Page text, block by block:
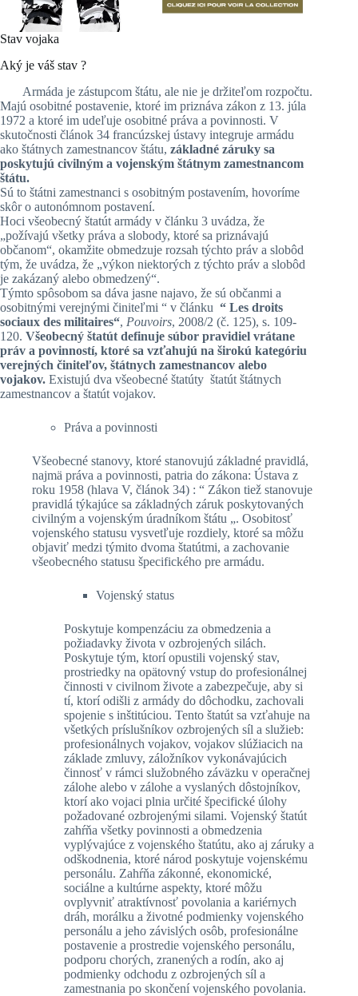
Stav vojaka
Aký je váš stav ?
Armáda je zástupcom štátu, ale nie je držiteľom rozpočtu.
Majú osobitné postavenie, ktoré im priznáva zákon z 13. júla
1972 a ktoré im udeľuje osobitné práva a povinnosti. V
skutočnosti článok 34 francúzskej ústavy integruje armádu
ako štátnych zamestnancov štátu, základné záruky sa
poskytujú civilným a vojenským štátnym zamestnancom
štátu.
Sú to štátni zamestnanci s osobitným postavením, hovoríme
skôr o autonómnom postavení.
Hoci všeobecný štatút armády v článku 3 uvádza, že
„požívajú všetky práva a slobody, ktoré sa priznávajú
občanom“, okamžite obmedzuje rozsah týchto práv a slobôd
tým, že uvádza, že „výkon niektorých z týchto práv a slobôd
je zakázaný alebo obmedzený“.
Týmto spôsobom sa dáva jasne najavo, že sú občanmi a
osobitnými verejnými činiteľmi “ v článku “ Les droits
sociaux des militaires“, Pouvoirs, 2008/2 (č. 125), s. 109-
120. Všeobecný štatút definuje súbor pravidiel vrátane
práv a povinností, ktoré sa vzťahujú na širokú kategóriu
verejných činiteľov, štátnych zamestnancov alebo
vojakov. Existujú dva všeobecné štatúty štatút štátnych
zamestnancov a štatút vojakov.
Práva a povinnosti
Všeobecné stanovy, ktoré stanovujú základné pravidlá,
najmä práva a povinnosti, patria do zákona: Ústava z
roku 1958 (hlava V, článok 34) : “ Zákon tiež stanovuje
pravidlá týkajúce sa základných záruk poskytovaných
civilným a vojenským úradníkom štátu „. Osobitosť
vojenského statusu vysvetľuje rozdiely, ktoré sa môžu
objaviť medzi týmito dvoma štatútmi, a zachovanie
všeobecného statusu špecifického pre armádu.
Vojenský status
Poskytuje kompenzáciu za obmedzenia a
požiadavky života v ozbrojených silách.
Poskytuje tým, ktorí opustili vojenský stav,
prostriedky na opätovný vstup do profesionálnej
činnosti v civilnom živote a zabezpečuje, aby si
tí, ktorí odišli z armády do dôchodku, zachovali
spojenie s inštitúciou. Tento štatút sa vzťahuje na
všetkých príslušníkov ozbrojených síl a služieb:
profesionálnych vojakov, vojakov slúžiacich na
základe zmluvy, záložníkov vykonávajúcich
činnosť v rámci služobného záväzku v operačnej
zálohe alebo v zálohe a vyslaných dôstojníkov,
ktorí ako vojaci plnia určité špecifické úlohy
požadované ozbrojenými silami. Vojenský štatút
zahŕňa všetky povinnosti a obmedzenia
vyplývajúce z vojenského štatútu, ako aj záruky a
odškodnenia, ktoré národ poskytuje vojenskému
personálu. Zahŕňa zákonné, ekonomické,
sociálne a kultúrne aspekty, ktoré môžu
ovplyvniť atraktívnosť povolania a kariérnych
dráh, morálku a životné podmienky vojenského
personálu a jeho závislých osôb, profesionálne
postavenie a prostredie vojenského personálu,
podporu chorých, zranených a rodín, ako aj
podmienky odchodu z ozbrojených síl a
zamestnania po skončení vojenského povolania.